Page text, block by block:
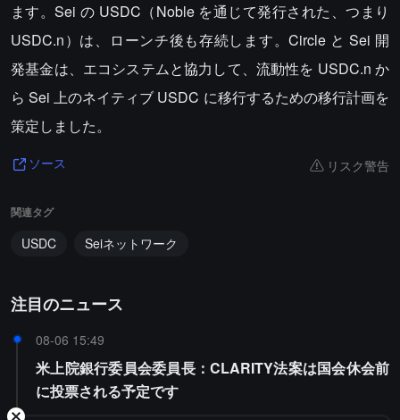
ます。Sei の USDC（Noble を通じて発行された、つまり
USDC.n）は、ローンチ後も存続します。Circle と Sei 開
発基金は、エコシステムと協力して、流動性を USDC.n か
ら Sei 上のネイティブ USDC に移行するための移行計画を
策定しました。
ソース リスク警告
関連タグ
USDC Seiネットワーク
注目のニュース
08-06 15:49
米上院銀行委員会委員長：CLARITY法案は国会休会前
に投票される予定です